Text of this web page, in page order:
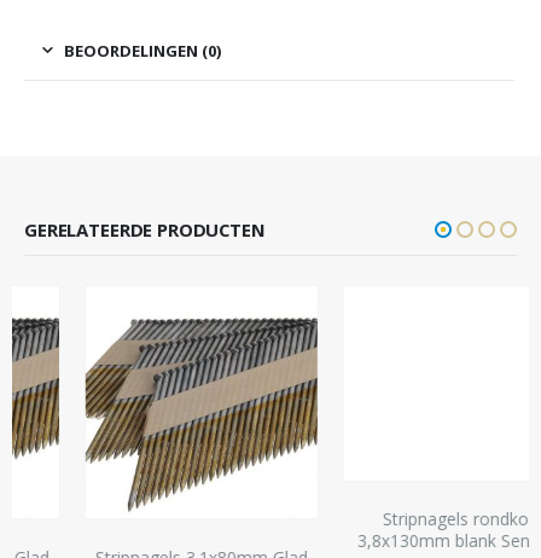
BEOORDELINGEN (0)
GERELATEERDE PRODUCTEN
Stripnagels rondkop
3,8x130mm blank Sencote